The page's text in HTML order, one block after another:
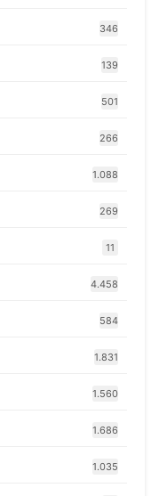
346
139
501
266
1.088
269
11
4.458
584
1.831
1.560
1.686
1.035